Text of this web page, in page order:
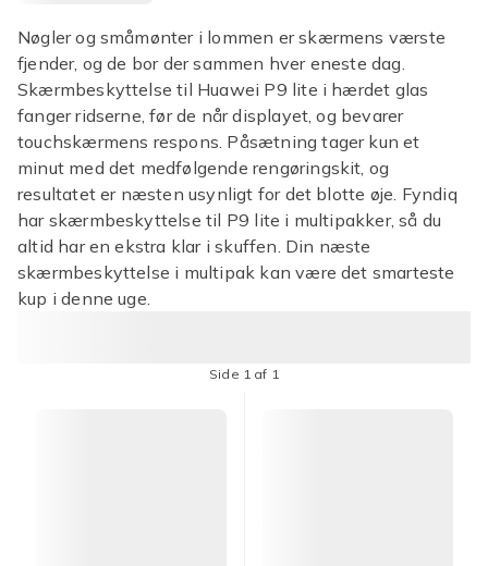
Nøgler og småmønter i lommen er skærmens værste
fjender, og de bor der sammen hver eneste dag.
Skærmbeskyttelse til Huawei P9 lite i hærdet glas
fanger ridserne, før de når displayet, og bevarer
touchskærmens respons. Påsætning tager kun et
minut med det medfølgende rengøringskit, og
resultatet er næsten usynligt for det blotte øje. Fyndiq
har skærmbeskyttelse til P9 lite i multipakker, så du
altid har en ekstra klar i skuffen. Din næste
skærmbeskyttelse i multipak kan være det smarteste
kup i denne uge.
Side 1 af 1